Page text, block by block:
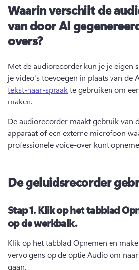
Waarin verschilt de
van door AI
overs?
Met de audiorecorder kun je je eigen
je video's toevoegen in plaats van de
tekst-naar-spraak te gebruiken om
maken.
De audiorecorder maakt gebruik van
apparaat of een externe microfoon
professionele voice-over kunt
De geluidsrecorder
Stap 1.Klik op het tabblad
op de werkbalk.
Klik op het tabblad Opnemen en
vervolgens op de optie Audio om
gaan.